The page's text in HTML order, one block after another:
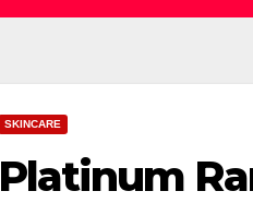
SKINCARE
Platinum